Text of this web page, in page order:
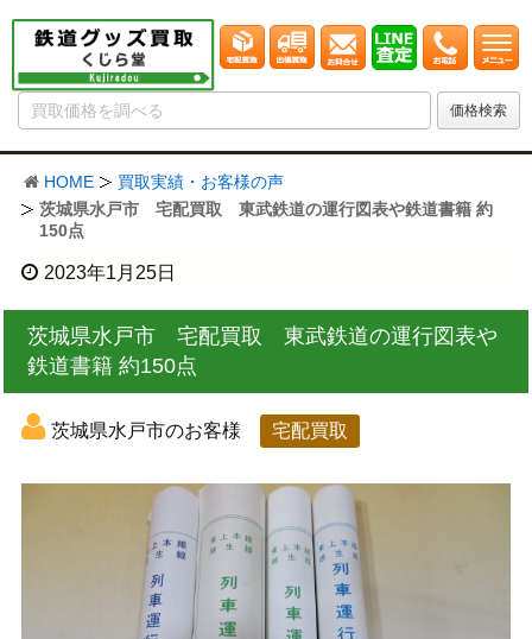
HOME
買取実績・お客様の声
茨城県水戸市 宅配買取 東武鉄道の運行図表や鉄道書籍 約
150点
2023年1月25日
茨城県水戸市 宅配買取 東武鉄道の運行図表や
鉄道書籍 約150点
茨城県水戸市のお客様 宅配買取